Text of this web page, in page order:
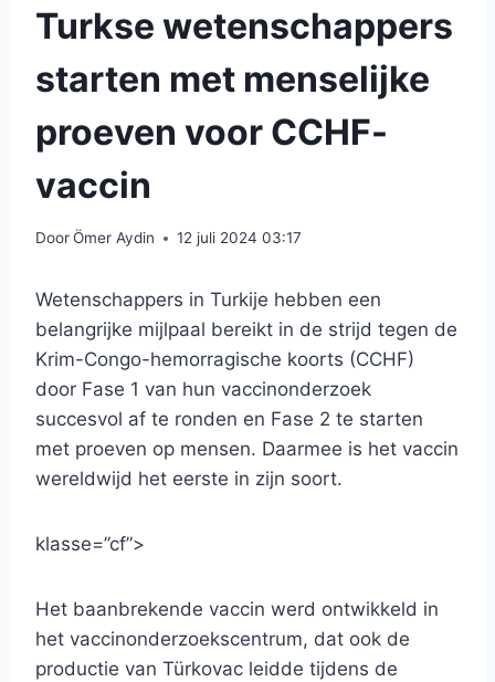
Turkse wetenschappers
starten met menselijke
proeven voor CCHF-
vaccin
DoorÖmer Aydin 12 juli 2024 03:17
Wetenschappers in Turkije hebben een
belangrijke mijlpaal bereikt in de strijd tegen de
Krim-Congo-hemorragische koorts (CCHF)
door Fase 1 van hun vaccinonderzoek
succesvol af te ronden en Fase 2 te starten
met proeven op mensen. Daarmee is het vaccin
wereldwijd het eerste in zijn soort.
klasse=”cf”>
Het baanbrekende vaccin werd ontwikkeld in
het vaccinonderzoekscentrum, dat ook de
productie van Türkovac leidde tijdens de